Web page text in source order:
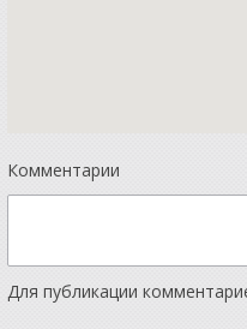
Комментарии
Для публикации